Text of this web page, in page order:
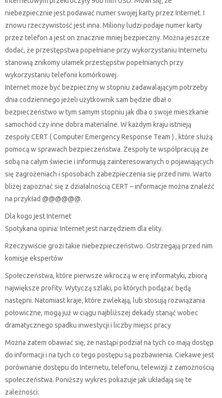
niebezpiecznie jest podawać numer swojej karty przez Internet. I
znowu rzeczywistość jest inna. Miliony ludzi podaje numer karty
przez telefon a jest on znacznie mniej bezpieczny. Można jeszcze
dodać, że przestępstwa popełniane przy wykorzystaniu Internetu
stanowią znikomy ułamek przestępstw popełnianych przy
wykorzystaniu telefonii komórkowej.
Internet może być bezpieczny w stopniu zadawalającym potrzeby
dnia codziennego jeżeli użytkownik sam będzie dbał o
bezpieczeństwo w tym samym stopniu jak dba o swoje mieszkanie
samochód czy inne dobra materialne. W każdym kraju istnieją
zespoły CERT ( Computer Emergency Response Team ) , które służą
pomocą w sprawach bezpieczeństwa. Zespoły te współpracują ze
sobą na całym świecie i informują zainteresowanych o pojawiających
się zagrożeniach i sposobach zabezpieczenia się przed nimi. Warto
bliżej zapoznać się z działalnością CERT – informacje można znaleźć
na przykład @@@@@@.
Dla kogo jest Internet
Spotykana opinia: Internet jest narzędziem dla elity.
Rzeczywiście grozi takie niebezpieczeństwo. Ostrzegają przed nim
komisje ekspertów
Społeczeństwa, które pierwsze wkroczą w erę informatyki, zbiorą
największe profity. Wytyczą szlaki, po których podążać będą
następni. Natomiast kraje, które zwlekają, lub stosują rozwiązania
połowiczne, mogą już w ciągu najbliższej dekady stanąć wobec
dramatycznego spadku inwestycji i liczby miejsc pracy
Można zatem obawiać się, że nastąpi podział na tych co mają dostęp
do informacji i na tych co tego postępu są pozbawienia. Ciekawe jest
porównanie dostępu do Internetu, telefonu, telewizji z zamożnością
społeczeństwa. Poniższy wykres pokazuje jak układają się te
zależności: